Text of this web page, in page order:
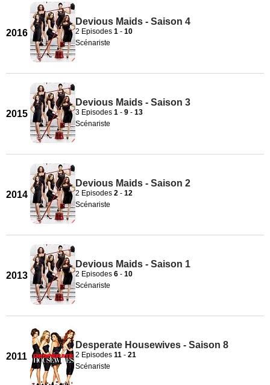
2016
Devious Maids - Saison 4
2 Episodes 1 - 10
Scénariste
2015
Devious Maids - Saison 3
3 Episodes 1 - 9 - 13
Scénariste
2014
Devious Maids - Saison 2
2 Episodes 2 - 12
Scénariste
2013
Devious Maids - Saison 1
2 Episodes 6 - 10
Scénariste
2011
Desperate Housewives - Saison 8
2 Episodes 11 - 21
Scénariste